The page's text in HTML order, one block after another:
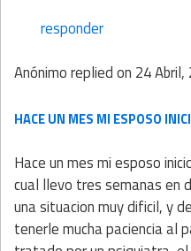
responder
Anónimoreplied on 24 Abril,
HACE UN MES MI ESPOSO
Hace un mes mi esposo
cual llevo tres semanas
una situacion muy dificil, y
tenerle mucha paciencia al